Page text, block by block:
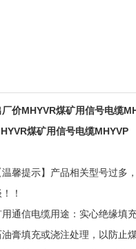
厂价MHYVR煤矿用信号电缆
煤矿用信号电缆MHYVP
温馨提示】产品相关型号过
！
用通信电缆用途：实心绝缘填
油膏填充或浇注处理，以防止